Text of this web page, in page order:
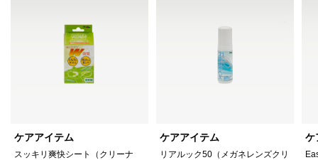
ケアアイテム
スッキリ爽快シート（クリーナ
ケアアイテム
リアルック50（メガネレンズクリ
ケ